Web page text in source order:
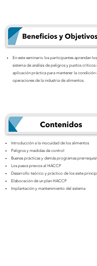
En este seminario los participantes aprendan
sistema de análisis de peligros y puntos
aplicación práctica para mantener la condición
operaciones de la industria de alimentos.
Introducción a la inocuidad de los alimentos
Peligros y medidas de control
Buenas prácticas y demás programas
Los pasos previos al HACCP
Desarrollo teórico y práctico de los siete
Elaboración de un plan HACCP
Implantación y mantenimiento del sistema